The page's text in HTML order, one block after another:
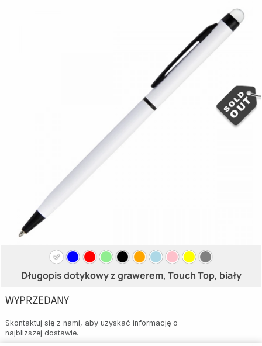
Długopis dotykowy z grawerem, Touch Top, biały
WYPRZEDANY
Skontaktuj się z nami, aby uzyskać informację o
najbliższej dostawie.